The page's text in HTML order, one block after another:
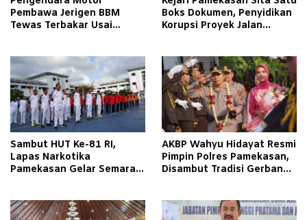
Pembawa Jerigen BBM
Tewas Terbakar Usai
Pamekasan
Boks Dokumen, Penyidikan
Korupsi Proyek Jalan
Sambut HUT Ke-81 RI,
Lapas Narkotika
Pamekasan Gelar Semarak
AKBP Wahyu Hidayat Resmi
Pimpin Polres Pamekasan,
Disambut Tradisi Gerbang